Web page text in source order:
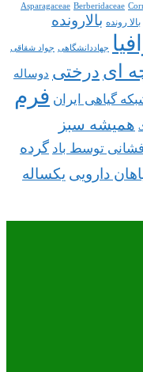
Asparagaceae Berberidaceae
بالا رونده بالارونده
جهاددانشگاهی جواد شقاقی
ای درختی دوساله
گیاهی ایران فرم
همیشه سبز
توسط باد گرده
دارویی یکساله